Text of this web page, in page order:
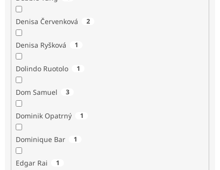
Denisa Červenková 2
Denisa Ryšková 1
Dolindo Ruotolo 1
Dom Samuel 3
Dominik Opatrný 1
Dominique Bar 1
Edgar Rai 1